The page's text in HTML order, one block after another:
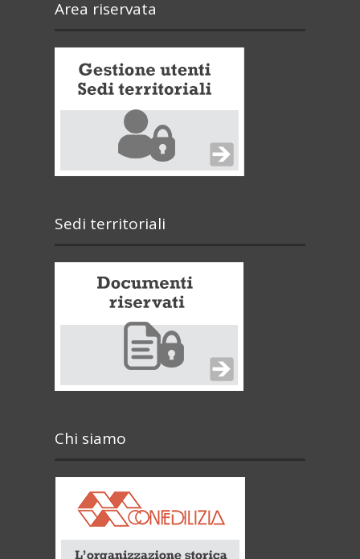
Area riservata
Sedi territoriali
Chi siamo